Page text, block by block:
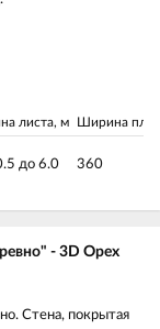
листа, м Ширина
до 6.0 360
- 3D Орех
Стена, покрытая